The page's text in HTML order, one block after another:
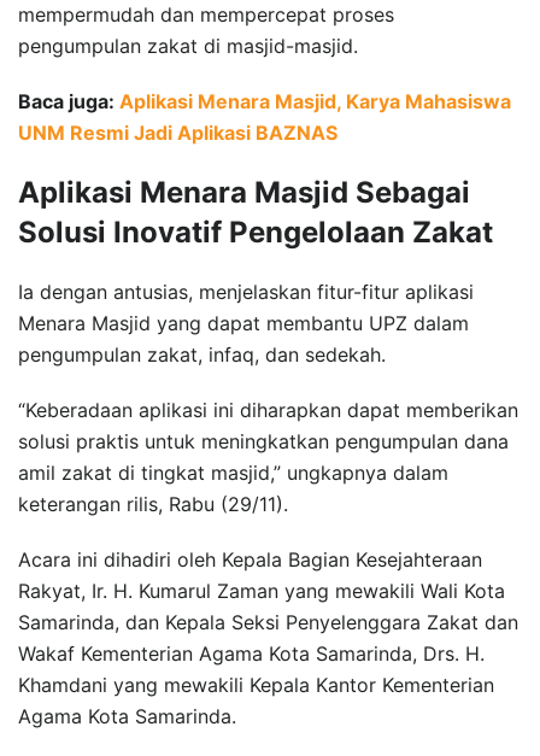
mempermudah dan mempercepat proses
pengumpulan zakat di masjid-masjid.
Baca juga: Aplikasi Menara Masjid, Karya Mahasiswa
UNM Resmi Jadi Aplikasi BAZNAS
Aplikasi Menara Masjid Sebagai
Solusi Inovatif Pengelolaan Zakat
Ia dengan antusias, menjelaskan fitur-fitur aplikasi
Menara Masjid yang dapat membantu UPZ dalam
pengumpulan zakat, infaq, dan sedekah.
“Keberadaan aplikasi ini diharapkan dapat memberikan
solusi praktis untuk meningkatkan pengumpulan dana
amil zakat di tingkat masjid,” ungkapnya dalam
keterangan rilis, Rabu (29/11).
Acara ini dihadiri oleh Kepala Bagian Kesejahteraan
Rakyat, Ir. H. Kumarul Zaman yang mewakili Wali Kota
Samarinda, dan Kepala Seksi Penyelenggara Zakat dan
Wakaf Kementerian Agama Kota Samarinda, Drs. H.
Khamdani yang mewakili Kepala Kantor Kementerian
Agama Kota Samarinda.